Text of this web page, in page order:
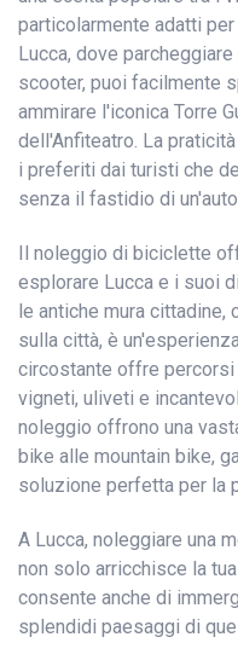
particolarmente adatti
Lucca, dove
scooter, puoi facilmente
ammirare l'iconica Torre
dell'Anfiteatro. La
i preferiti dai turisti che
senza il fastidio di
Il noleggio di biciclette
esplorare Lucca e i suoi
le antiche mura cittadine,
sulla città, è
circostante offre percorsi
vigneti, uliveti e
noleggio offrono una
bike alle mountain bike,
soluzione perfetta per la
A Lucca, noleggiare una
non solo arricchisce la
consente anche di
splendidi paesaggi di